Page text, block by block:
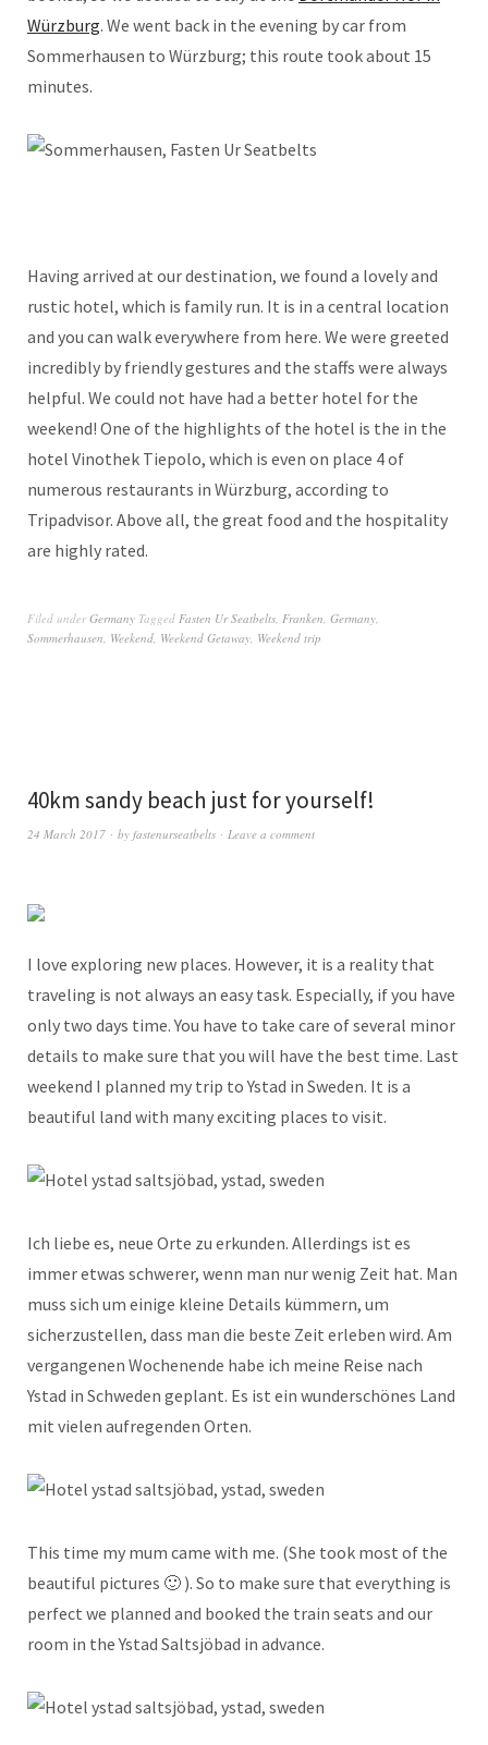
Würzburg. We went back in the evening by car from
Sommerhausen to Würzburg; this route took about 15
minutes.
Having arrived at our destination, we found a lovely and
rustic hotel, which is family run. It is in a central location
and you can walk everywhere from here. We were greeted
incredibly by friendly gestures and the staffs were always
helpful. We could not have had a better hotel for the
weekend! One of the highlights of the hotel is the in the
hotel Vinothek Tiepolo, which is even on place 4 of
numerous restaurants in Würzburg, according to
Tripadvisor. Above all, the great food and the hospitality
are highly rated.
Filed underGermany Tagged Fasten Ur Seatbelts Franken Germany
Sommerhausen Weekend Weekend Getaway Weekend trip
40km sandy beach just for yourself!
24 March 2017 by fastenurseatbelts Leave a comment
I love exploring new places. However, it is a reality that
traveling is not always an easy task. Especially, if you have
only two days time. You have to take care of several minor
details to make sure that you will have the best time. Last
weekend I planned my trip to Ystad in Sweden. It is a
beautiful land with many exciting places to visit.
Ich liebe es, neue Orte zu erkunden. Allerdings ist es
immer etwas schwerer, wenn man nur wenig Zeit hat. Man
muss sich um einige kleine Details kümmern, um
sicherzustellen, dass man die beste Zeit erleben wird. Am
vergangenen Wochenende habe ich meine Reise nach
Ystad in Schweden geplant. Es ist ein wunderschönes Land
mit vielen aufregenden Orten.
This time my mum came with me. (She took most of the
beautiful pictures 🙂 ). So to make sure that everything is
perfect we planned and booked the train seats and our
room in the Ystad Saltsjöbad in advance.